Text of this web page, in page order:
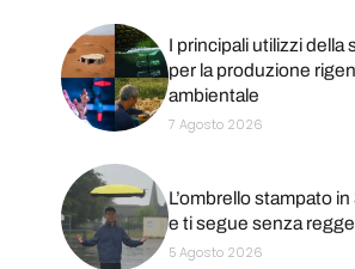
I principali utilizzi della
per la produzione
ambientale
7 Agosto 2026
L’ombrello stampato
e ti segue senza
5 Agosto 2026